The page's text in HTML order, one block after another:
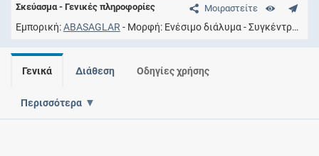
Μοιραστείτε
Σκεύασμα - Γενικές πληροφορίες
Εμπορική ABASAGLAR Μορφή Ενέσιμο διάλυμα Συγκέντρωση
Γενικά Διάθεση Οδηγίες χρήσης
Περισσότερα